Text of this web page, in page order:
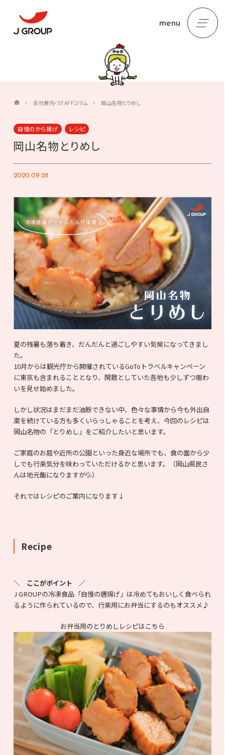
menu
・会社案内・STAFFコラム ・ 岡山名物とりめし
自慢のから揚げ レシピ
岡山名物とりめし
2020.09.28
夏の残暑も落ち着き、だんだんと過ごしやすい気候になってきまし
た。
10月からは観光庁から開催されているGoToトラベルキャンペーン
に東京も含まれることとなり、閑散としていた各地も少しずつ賑わ
いを見せ始めました。
しかし状況はまだまだ油断できない中、色々な事情から今も外出自
粛を続けている方も多くいらっしゃることを考え、今回のレシピは
岡山名物の「とりめし」をご紹介したいと思います。
ご家庭のお庭や近所の公園といった身近な場所でも、食の面から少
しでも行楽気分を味わっていただけるかと思います。（岡山県民さ
んは地元飯になりますが💦）
それではレシピのご案内になります↓
Recipe
＼ ここがポイント ／
J GROUPの冷凍食品「自慢の唐揚げ」は冷めてもおいしく食べられ
るように作られているので、行楽用にお弁当にするのもオススメ♪
お弁当用のとりめしレシピはこちら